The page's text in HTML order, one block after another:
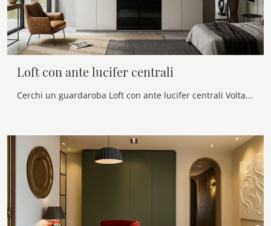
Loft con ante lucifer centrali
Cerchi un guardaroba Loft con ante lucifer centrali Voltan? Clicca subito! Gli armadi a muro con ante battenti ti attendono.